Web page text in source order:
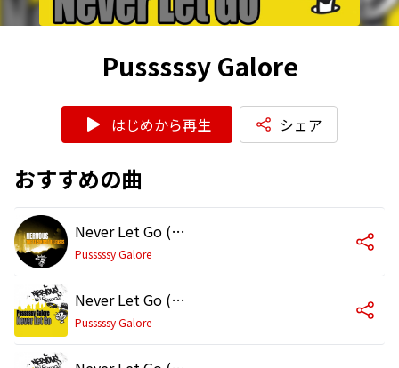
Pusssssy Galore
はじめから再生 シェア
おすすめの曲
Never Let Go (Jason's Big Hit Mix)
Pusssssy Galore
Never Let Go (Sound Factory Mix)
Pusssssy Galore